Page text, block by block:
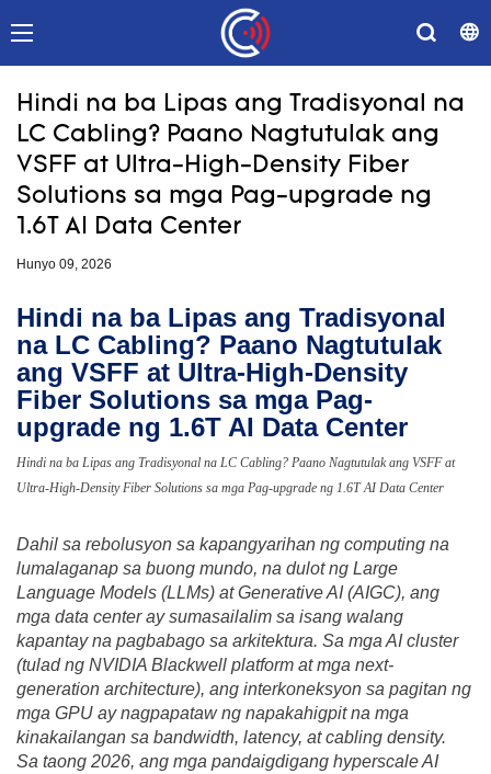
Hindi na ba Lipas ang Tradisyonal na
LC Cabling? Paano Nagtutulak ang
VSFF at Ultra-High-Density Fiber
Solutions sa mga Pag-upgrade ng
1.6T AI Data Center
Hunyo 09, 2026
Hindi na ba Lipas ang Tradisyonal
na LC Cabling? Paano Nagtutulak
ang VSFF at Ultra-High-Density
Fiber Solutions sa mga Pag-
upgrade ng 1.6T AI Data Center
Hindi na ba Lipas ang Tradisyonal na LC Cabling? Paano Nagtutulak ang VSFF at
Ultra-High-Density Fiber Solutions sa mga Pag-upgrade ng 1.6T AI Data Center
Dahil sa rebolusyon sa kapangyarihan ng computing na
lumalaganap sa buong mundo, na dulot ng Large
Language Models (LLMs) at Generative AI (AIGC), ang
mga data center ay sumasailalim sa isang walang
kapantay na pagbabago sa arkitektura. Sa mga AI cluster
(tulad ng NVIDIA Blackwell platform at mga next-
generation architecture), ang interkoneksyon sa pagitan ng
mga GPU ay nagpapataw ng napakahigpit na mga
kinakailangan sa bandwidth, latency, at cabling density.
Sa taong 2026, ang mga pandaigdigang hyperscale AI